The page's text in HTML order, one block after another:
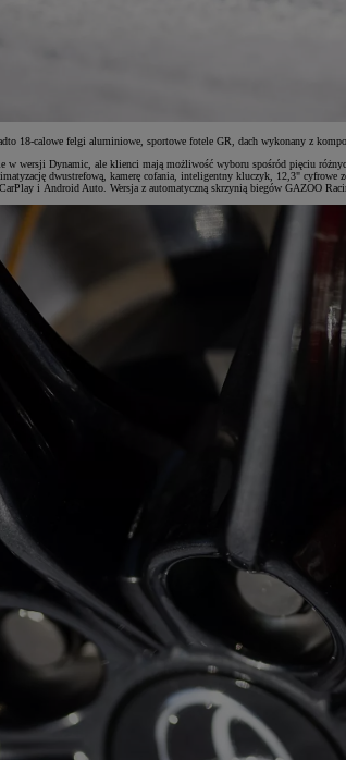
18-calowe felgi aluminiowe, sportowe fotele GR, dach wykonany z
w wersji Dynamic, ale klienci mają możliwość wyboru spośród pięciu
dwustrefową, kamerę cofania, inteligentny kluczyk, 12,3"
i Android Auto. Wersja z automatyczną skrzynią biegów GAZOO